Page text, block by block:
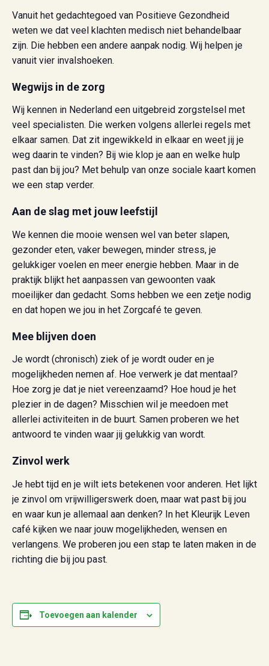
Vanuit het gedachtegoed van Positieve Gezondheid
weten we dat veel klachten medisch niet behandelbaar
zijn. Die hebben een andere aanpak nodig. Wij helpen je
vanuit vier invalshoeken.
Wegwijs in de zorg
Wij kennen in Nederland een uitgebreid zorgstelsel met
veel specialisten. Die werken volgens allerlei regels met
elkaar samen. Dat zit ingewikkeld in elkaar en weet jij je
weg daarin te vinden? Bij wie klop je aan en welke hulp
past dan bij jou? Met behulp van onze sociale kaart komen
we een stap verder.
Aan de slag met jouw leefstijl
We kennen die mooie wensen wel van beter slapen,
gezonder eten, vaker bewegen, minder stress, je
gelukkiger voelen en meer energie hebben. Maar in de
praktijk blijkt het aanpassen van gewoonten vaak
moeilijker dan gedacht. Soms hebben we een zetje nodig
en dat hopen we jou in het Zorgcafé te geven.
Mee blijven doen
Je wordt (chronisch) ziek of je wordt ouder en je
mogelijkheden nemen af. Hoe verwerk je dat mentaal?
Hoe zorg je dat je niet vereenzaamd? Hoe houd je het
plezier in de dagen? Misschien wil je meedoen met
allerlei activiteiten in de buurt. Samen proberen we het
antwoord te vinden waar jij gelukkig van wordt.
Zinvol werk
Je hebt tijd en je wilt iets betekenen voor anderen. Het lijkt
je zinvol om vrijwilligerswerk doen, maar wat past bij jou
en waar kun je allemaal aan denken? In het Kleurijk Leven
café kijken we naar jouw mogelijkheden, wensen en
verlangens. We proberen jou een stap te laten maken in de
richting die bij jou past.
Toevoegen aan kalender